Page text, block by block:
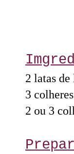
2 latas
3
2 ou 3